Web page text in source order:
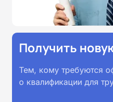
Получить
Тем, кому требуются
о квалификации для